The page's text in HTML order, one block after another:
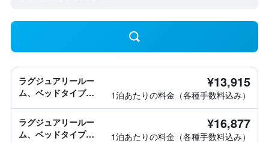
ラグジュアリールー
ム、ベッドタイプ情
¥13,915
1泊あたりの料金（各種手数料込み）
ラグジュアリールー
ム、ベッドタイプ情
¥16,877
1泊あたりの料金（各種手数料込み）